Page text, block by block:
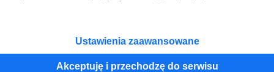
Ustawienia zaawansowane
Akceptuję i przechodzę do serwisu